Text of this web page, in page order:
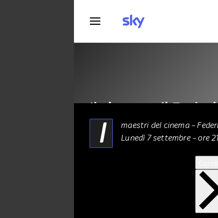
Il cinema di
CINEMA 07 Settembre 2020
I
maestri del cinema –
Lunedì 7 settembre – ore